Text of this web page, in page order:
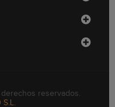
reservados.
S.L.